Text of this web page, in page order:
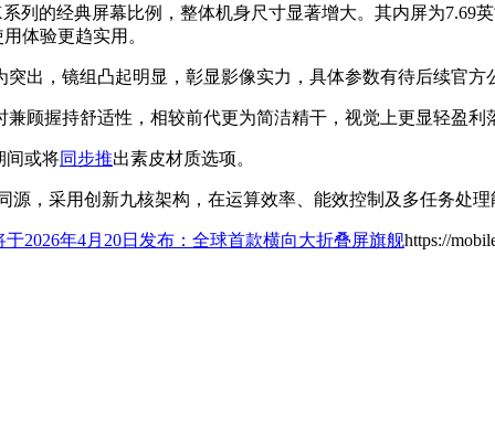
系列的经典屏幕比例，整体机身尺寸显著增大。其内屏为7.69
体验更趋实用。
出，镜组凸起明显，彰显影像实力，具体参数有待后续官方
顾握持舒适性，相较前代更为简洁精干，视觉上更显轻盈利
间或将同步推出素皮材质选项。
源，采用创新九核架构，在运算效率、能效控制及多任务处理
于2026年4月20日发布：全球首款横向大折叠屏旗舰https://